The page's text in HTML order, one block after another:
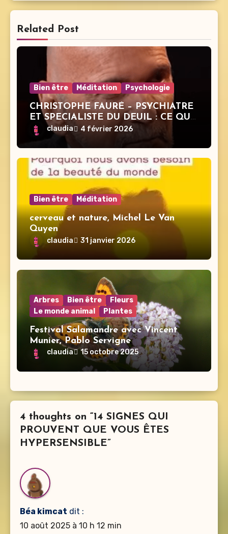
Related Post
Bien être Méditation Psychologie
CHRISTOPHE FAURÉ – PSYCHIATRE
ET SPECIALISTE DU DEUIL : CE QUE
PERSONNE N’OSE DIRE SUR LA
claudia 4 février 2026
Bien être Méditation
cerveau et nature, Michel Le Van
Quyen
claudia 31 janvier 2026
Arbres Bien être
Fleurs
Le monde animal
Plantes
Festival Salamandre avec Vincent
Munier, Pablo Servigne
claudia 15 octobre 2025
4 thoughts on “14 SIGNES QUI
PROUVENT QUE VOUS ÊTES
HYPERSENSIBLE”
Béa kimcat dit :
10 août 2025 à 10 h 12 min